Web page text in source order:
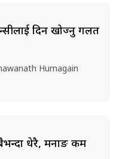
दिन खोज्नु गलत
Humagain
धेरै, मनाङ कम